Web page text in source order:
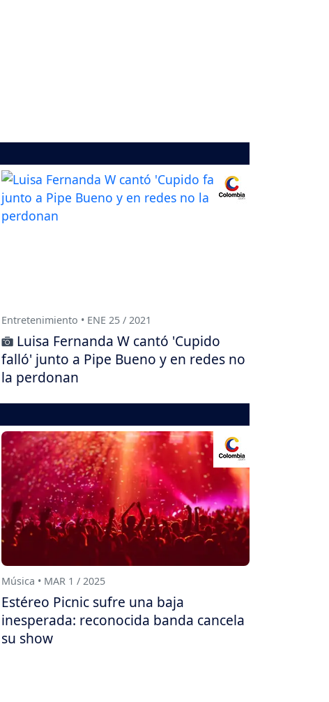
Entretenimiento • ENE 25 / 2021
Luisa Fernanda W cantó 'Cupido
falló' junto a Pipe Bueno y en redes no
la perdonan
Música • MAR 1 / 2025
Estéreo Picnic sufre una baja
inesperada: reconocida banda cancela
su show